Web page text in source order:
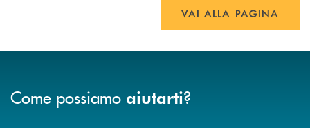
VAI ALLA PAGINA
Come possiamo aiutarti?